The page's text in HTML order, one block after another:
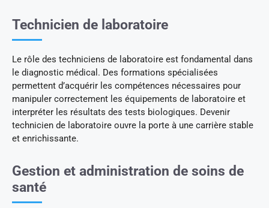
Technicien de laboratoire
Le rôle des techniciens de laboratoire est fondamental dans
le diagnostic médical. Des formations spécialisées
permettent d’acquérir les compétences nécessaires pour
manipuler correctement les équipements de laboratoire et
interpréter les résultats des tests biologiques. Devenir
technicien de laboratoire ouvre la porte à une carrière stable
et enrichissante.
Gestion et administration de soins de
santé